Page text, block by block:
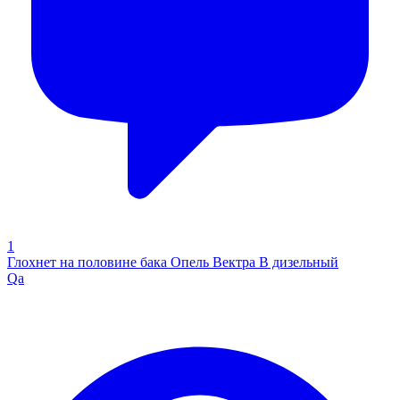
1
Глохнет на половине бака Опель Вектра В дизельный
Qa